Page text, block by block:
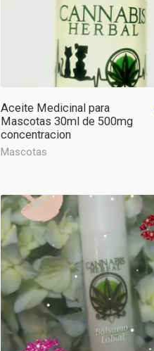
Aceite Medicinal para
Mascotas 30ml de 500mg
concentracion
Mascotas